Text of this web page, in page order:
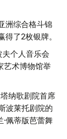
洲综合格斗锦
了2枚银牌。
个人音乐会
艺术博物馆举
纳歌剧院首席
波莱托剧院的
佩蒂版芭蕾舞